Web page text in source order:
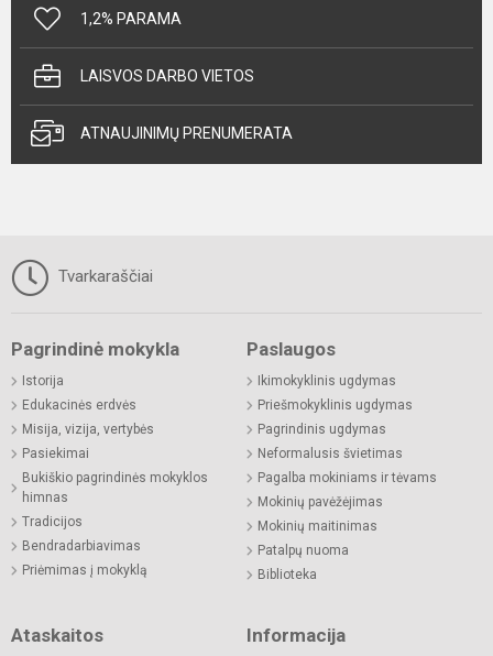
1,2% PARAMA
LAISVOS DARBO VIETOS
ATNAUJINIMŲ PRENUMERATA
Tvarkaraščiai
Pagrindinė mokykla
Istorija
Edukacinės erdvės
Misija, vizija, vertybės
Pasiekimai
Bukiškio pagrindinės mokyklos
himnas
Tradicijos
Bendradarbiavimas
Priėmimas į mokyklą
Paslaugos
Ikimokyklinis ugdymas
Priešmokyklinis ugdymas
Pagrindinis ugdymas
Neformalusis švietimas
Pagalba mokiniams ir tėvams
Mokinių pavėžėjimas
Mokinių maitinimas
Patalpų nuoma
Biblioteka
Ataskaitos Informacija